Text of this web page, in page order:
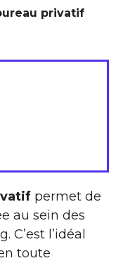
privatif
permet de
au sein des
C’est l’idéal
toute